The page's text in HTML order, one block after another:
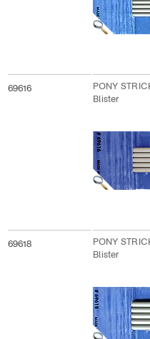
69616
PONY
Blister
69618
PONY
Blister